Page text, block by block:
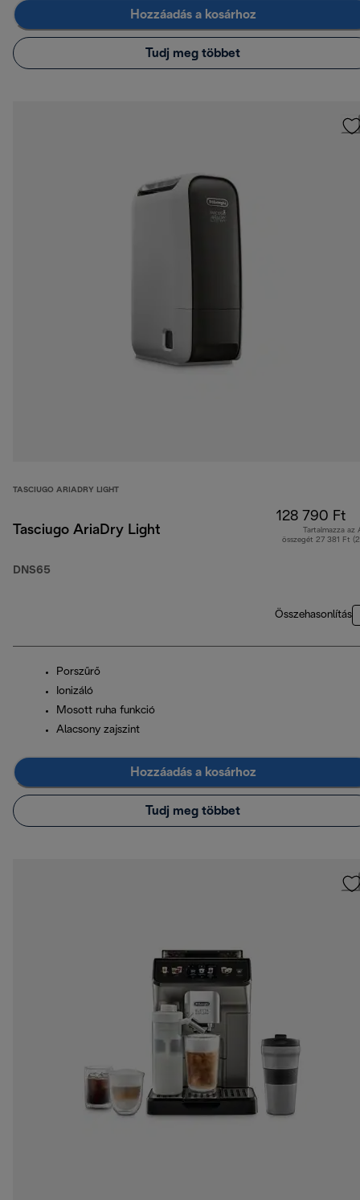
Hozzáadás a kosárhoz
Tudj meg többet
TASCIUGO ARIADRY LIGHT
Tasciugo AriaDry Light
DNS65
128 790 Ft
Tartalmazza az
összegét 27 381 Ft
Összehasonlítás
Porszűrő
Ionizáló
Mosott ruha funkció
Alacsony zajszint
Hozzáadás a kosárhoz
Tudj meg többet